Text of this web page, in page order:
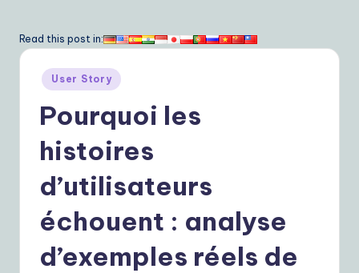
o
Read this post in:
Posted
in
User Story
Pourquoi les
histoires
d’utilisateurs
échouent : analyse
d’exemples réels de